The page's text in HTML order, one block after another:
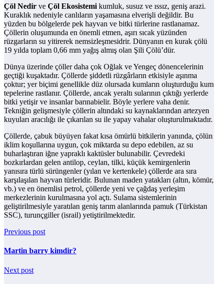
Çöl Nedir ve Çöl Ekosistemi kumluk, susuz ve ıssız, geniş arazi.
Kuraklık nedeniyle canlıların yaşamasına elverişli değildir. Bu
yüzden bu bölgelerde pek hayvan ve bitki türlerine rastlanamaz.
Çöllerin oluşumunda en önemli etmen, aşırı sıcak yüzünden
rüzgarların su yitirerek nemsizleşmesidrir. Dünyanın en kurak çölü
19 yılda toplam 0,66 mm yağış almış olan Şili Çölü’dür.
Dünya üzerinde çöller daha çok Oğlak ve Yengeç dönencelerinin
geçtiği kuşaktadır. Çöllerde şiddetli rüzgârların etkisiyle aşınma
çoktur; yer biçimi genellikle düz olursada kumların oluşturduğu kum
tepelerine rastlanır. Çöllerde, ancak yeraltı sularının çıktığı yerlerde
bitki yetişir ve insanlar barınabielir. Böyle yerlere vaha denir.
Tekniğin gelişmesiyle çöllerin altındaki su kaynaklarından artezyen
kuyuları aracılığı ile çıkarılan su ile yapay vahalar oluşturulmaktadır.
Çöllerde, çabuk büyüyen fakat kısa ömürlü bitkilerin yanında, çölün
iklim koşullarına uygun, çok miktarda su depo edebilen, az su
buharlaştıran iğne yapraklı kaktüsler bulunabilir. Çevredeki
bozkırlardan gelen antilop, ceylan, tilki, küçük kemirgenlerin
yanısıra türlü sürüngenler (yılan ve kertenkele) çöllerde ara sıra
karşılaşılan hayvan türleridir. Bulunan maden yatakları (altın, kömür,
vb.) ve en önemlisi petrol, çöllerde yeni ve çağdaş yerleşim
merkezlerinin kurulmasına yol açtı. Sulama sistemlerinin
geliştirilmesiyle yaratılan geniş tarım alanlarında pamuk (Türkistan
SSC), turunçgiller (israil) yetiştirilmektedir.
Previous post
Martin barry kimdir?
Next post